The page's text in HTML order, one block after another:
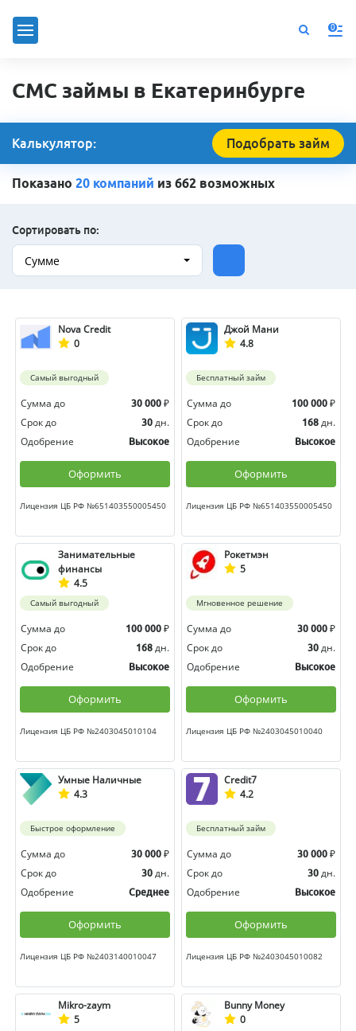
0
СМС займы в Екатеринбурге
Калькулятор: Подобрать займ
Показано 20 компаний из 662 возможных
Сортировать по:
Сумме
Nova Credit
0
Самый выгодный
Сумма до 30 000 ₽
Срок до
30 дн.
Одобрение
Высокое
Оформить
Лицензия ЦБ РФ №651403550005450
Джой Мани
4.8
Бесплатный займ
Сумма до 100 000 ₽
Срок до
168 дн.
Одобрение
Высокое
Оформить
Лицензия ЦБ РФ №651403550005450
Занимательные
финансы
4.5
Самый выгодный
Сумма до 100 000 ₽
Срок до
168 дн.
Одобрение
Высокое
Оформить
Лицензия ЦБ РФ №2403045010104
Рокетмэн
5
Мгновенное решение
Сумма до 30 000 ₽
Срок до
30 дн.
Одобрение
Высокое
Оформить
Лицензия ЦБ РФ №2403045010040
Умные Наличные
4.3
Быстрое оформление
Сумма до 30 000 ₽
Срок до
30 дн.
Одобрение
Среднее
Оформить
Лицензия ЦБ РФ №2403140010047
Credit7
4.2
Бесплатный займ
Сумма до 30 000 ₽
Срок до
30 дн.
Одобрение
Высокое
Оформить
Лицензия ЦБ РФ №2403045010082
Mikro-zaym
5
Bunny Money
0